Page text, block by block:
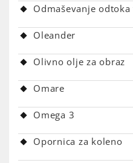
Odmaševanje odtoka
Oleander
Olivno olje za obraz
Omare
Omega 3
Opornica za koleno